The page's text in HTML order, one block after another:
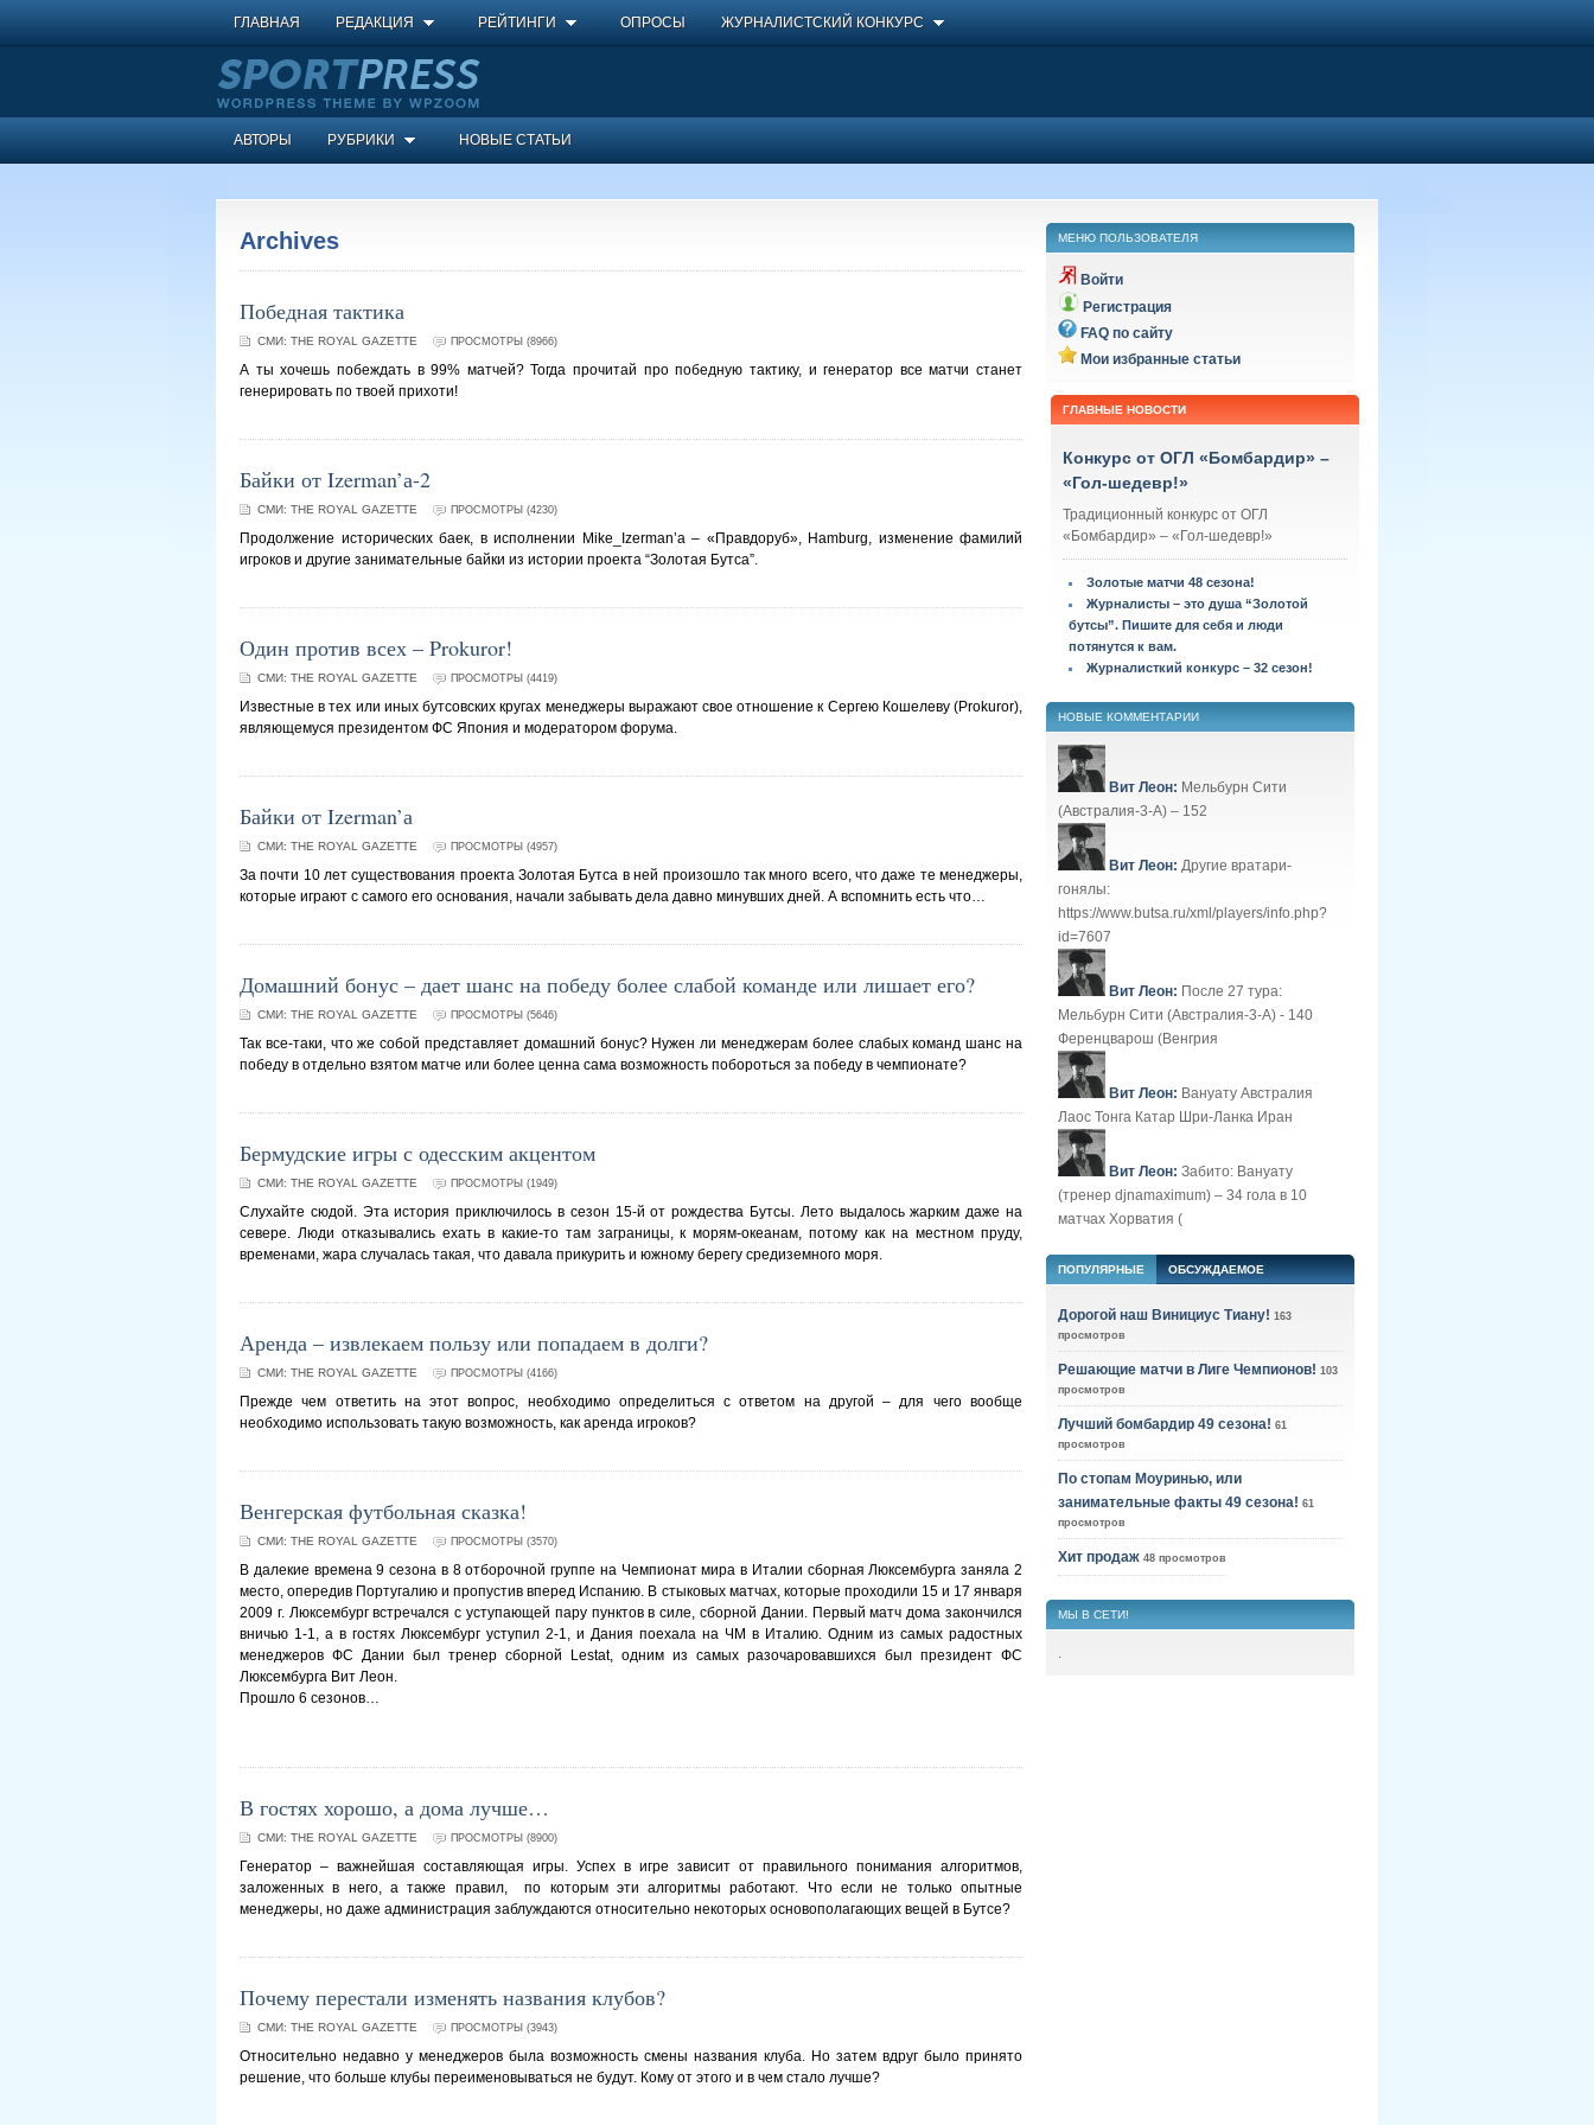
ГЛАВНАЯ РЕДАКЦИЯ РЕЙТИНГИ ОПРОСЫ ЖУРНАЛИСТСКИЙ КОНКУРС
АВТОРЫ РУБРИКИ НОВЫЕ СТАТЬИ
Archives
Победная тактика
СМИ: THE ROYAL GAZETTE ПРОСМОТРЫ (8966)
А ты хочешь побеждать в 99% матчей? Тогда прочитай про победную тактику, и генератор все матчи станет
генерировать по твоей прихоти!
Байки от Izerman’а-2
СМИ: THE ROYAL GAZETTE ПРОСМОТРЫ (4230)
Продолжение исторических баек, в исполнении Mike_Izerman’а – «Правдоруб», Hamburg, изменение фамилий
игроков и другие занимательные байки из истории проекта “Золотая Бутса”.
Один против всех – Prokuror!
СМИ: THE ROYAL GAZETTE ПРОСМОТРЫ (4419)
Известные в тех или иных бутсовских кругах менеджеры выражают свое отношение к Сергею Кошелеву (Prokuror),
являющемуся президентом ФС Япония и модератором форума.
Байки от Izerman’а
СМИ: THE ROYAL GAZETTE ПРОСМОТРЫ (4957)
За почти 10 лет существования проекта Золотая Бутса в ней произошло так много всего, что даже те менеджеры,
которые играют с самого его основания, начали забывать дела давно минувших дней. А вспомнить есть что…
Домашний бонус – дает шанс на победу более слабой команде или лишает его?
СМИ: THE ROYAL GAZETTE ПРОСМОТРЫ (5646)
Так все-таки, что же собой представляет домашний бонус? Нужен ли менеджерам более слабых команд шанс на
победу в отдельно взятом матче или более ценна сама возможность побороться за победу в чемпионате?
Бермудские игры с одесским акцентом
СМИ: THE ROYAL GAZETTE ПРОСМОТРЫ (1949)
Слухайте сюдой. Эта история приключилось в сезон 15-й от рождества Бутсы. Лето выдалось жарким даже на
севере. Люди отказывались ехать в какие-то там заграницы, к морям-океанам, потому как на местном пруду,
временами, жара случалась такая, что давала прикурить и южному берегу средиземного моря.
Аренда – извлекаем пользу или попадаем в долги?
СМИ: THE ROYAL GAZETTE ПРОСМОТРЫ (4166)
Прежде чем ответить на этот вопрос, необходимо определиться с ответом на другой – для чего вообще
необходимо использовать такую возможность, как аренда игроков?
Венгерская футбольная сказка!
СМИ: THE ROYAL GAZETTE ПРОСМОТРЫ (3570)
В далекие времена 9 сезона в 8 отборочной группе на Чемпионат мира в Италии сборная Люксембурга заняла 2
место, опередив Португалию и пропустив вперед Испанию. В стыковых матчах, которые проходили 15 и 17 января
2009 г. Люксембург встречался с уступающей пару пунктов в силе, сборной Дании. Первый матч дома закончился
вничью 1-1, а в гостях Люксембург уступил 2-1, и Дания поехала на ЧМ в Италию. Одним из самых радостных
менеджеров ФС Дании был тренер сборной Lestat, одним из самых разочаровавшихся был президент ФС
Люксембурга Вит Леон.
Прошло 6 сезонов…
В гостях хорошо, а дома лучше…
СМИ: THE ROYAL GAZETTE ПРОСМОТРЫ (8900)
Генератор – важнейшая составляющая игры. Успех в игре зависит от правильного понимания алгоритмов,
заложенных в него, а также правил, по которым эти алгоритмы работают. Что если не только опытные
менеджеры, но даже администрация заблуждаются относительно некоторых основополагающих вещей в Бутсе?
Почему перестали изменять названия клубов?
СМИ: THE ROYAL GAZETTE ПРОСМОТРЫ (3943)
Относительно недавно у менеджеров была возможность смены названия клуба. Но затем вдруг было принято
решение, что больше клубы переименовываться не будут. Кому от этого и в чем стало лучше?
МЕНЮ ПОЛЬЗОВАТЕЛЯ
Войти
Регистрация
FAQ по сайту
Мои избранные статьи
ГЛАВНЫЕ НОВОСТИ
Конкурс от ОГЛ «Бомбардир» –
«Гол-шедевр!»
Традиционный конкурс от ОГЛ
«Бомбардир» – «Гол-шедевр!»
Золотые матчи 48 сезона!
Журналисты – это душа “Золотой
бутсы”. Пишите для себя и люди
потянутся к вам.
Журналисткий конкурс – 32 сезон!
НОВЫЕ КОММЕНТАРИИ
Вит Леон: Мельбурн Сити
(Австралия-3-А) – 152
Вит Леон: Другие вратари-
гонялы:
https://www.butsa.ru/xml/players/info.php?
id=7607
Вит Леон: После 27 тура:
Мельбурн Сити (Австралия-3-А) - 140
Ференцварош (Венгрия
Вит Леон: Вануату Австралия
Лаос Тонга Катар Шри-Ланка Иран
Вит Леон: Забито: Вануату
(тренер djnamaximum) – 34 гола в 10
матчах Хорватия (
ПОПУЛЯРНЫЕ ОБСУЖДАЕМОЕ
Дорогой наш Винициус Тиану! 163
просмотров
Решающие матчи в Лиге Чемпионов! 103
просмотров
Лучший бомбардир 49 сезона! 61
просмотров
По стопам Моуринью, или
занимательные факты 49 сезона! 61
просмотров
Хит продаж 48 просмотров
МЫ В СЕТИ!
.